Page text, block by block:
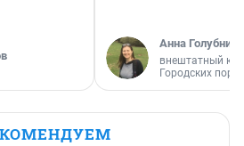
Анна
внештатный
Городских